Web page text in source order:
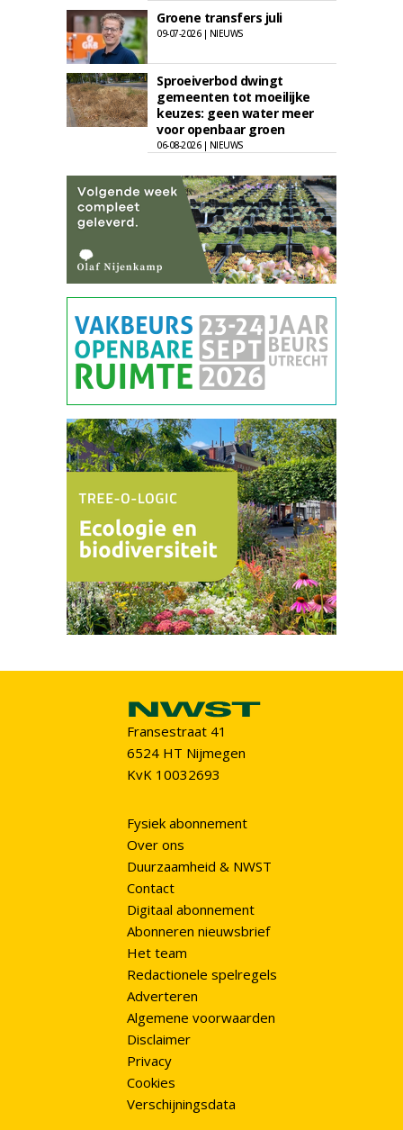
Groene transfers juli
09-07-2026 | NIEUWS
Sproeiverbod dwingt
gemeenten tot moeilijke
keuzes: geen water meer
voor openbaar groen
06-08-2026 | NIEUWS
Fransestraat 41
6524 HT Nijmegen
KvK 10032693
Fysiek abonnement
Over ons
Duurzaamheid & NWST
Contact
Digitaal abonnement
Abonneren nieuwsbrief
Het team
Redactionele spelregels
Adverteren
Algemene voorwaarden
Disclaimer
Privacy
Cookies
Verschijningsdata